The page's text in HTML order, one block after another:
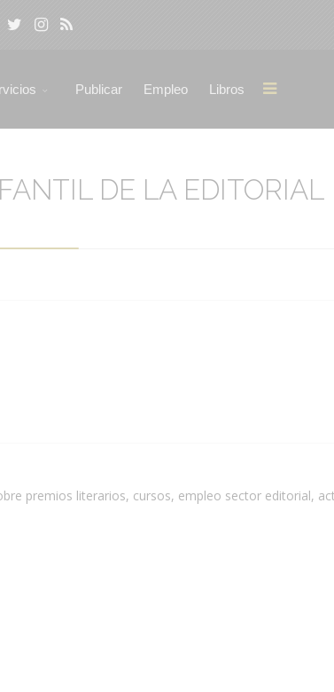
Publicar Empleo Libros
DE LA EDITORIAL
premios literarios, cursos, empleo sector editorial,